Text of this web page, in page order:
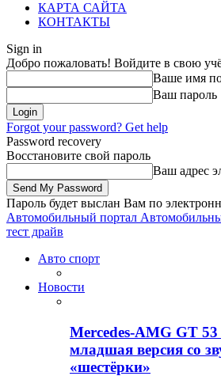
КАРТА САЙТА
КОНТАКТЫ
Sign in
Добро пожаловать! Войдите в свою
Ваше имя
Ваш пароль
Forgot your password? Get help
Password recovery
Восстановите свой пароль
Ваш адрес
Пароль будет выслан Вам по
Автомобильный портал
тест драйв
Авто спорт
Новости
Mercedes-AMG GT
младшая версия со
«шестёрки»